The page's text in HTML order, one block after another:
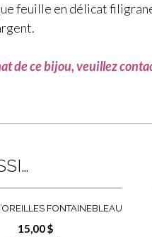
feuille en délicat
de ce bijou, veuillez
FONTAINEBLEAU
15,00$